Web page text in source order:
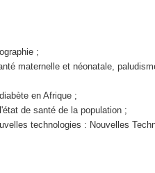
;
maternelle et néonatale,
en Afrique ;
de santé de la population ;
technologies : Nouvelles